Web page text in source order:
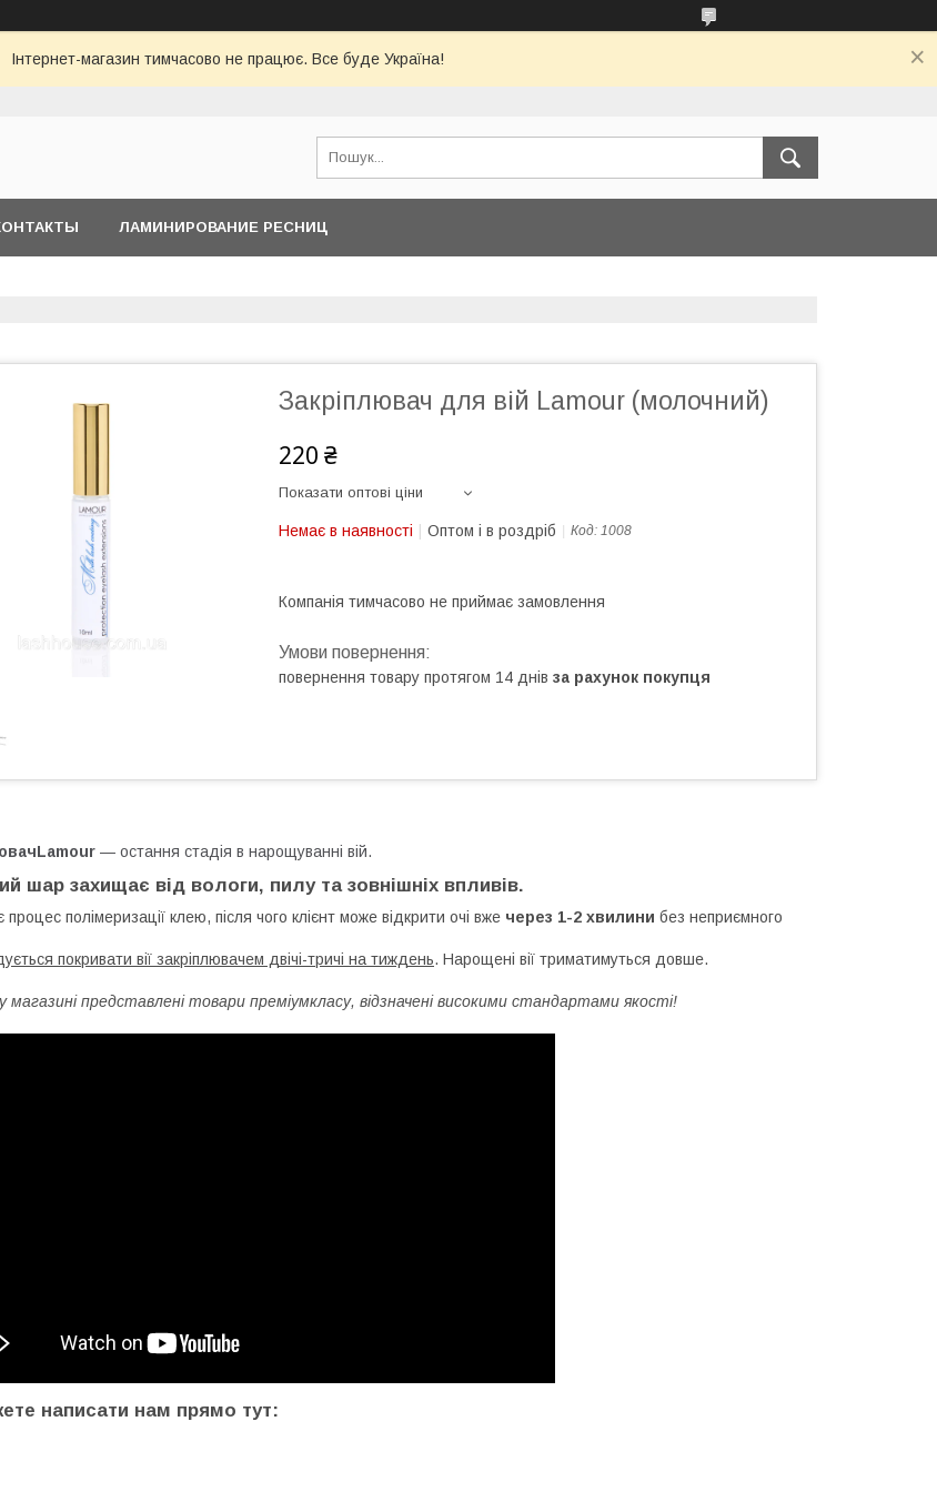
Інтернет-магазин тимчасово не працює. Все буде Україна!
ЛАМИНИРОВАНИЕ РЕСНИЦ
Закріплювач для вій Lamour (молочний)
220 ₴
Показати оптові ціни
Немає в наявності Оптом і в роздріб Код: 1008
Компанія тимчасово не приймає замовлення
повернення товару протягом 14 днів за рахунок покупця
— остання стадія в нарощуванні вій.
шар захищає від вологи, пилу та зовнішніх впливів.
полімеризації клею, після чого клієнт може відкрити очі вже через 1-2 хвилини без неприємного
покривати вії закріплювачем двічі-тричі на тиждень. Нарощені вії триматимуться довше.
представлені товари преміумкласу, відзначені високими стандартами якості!
написати нам прямо тут: